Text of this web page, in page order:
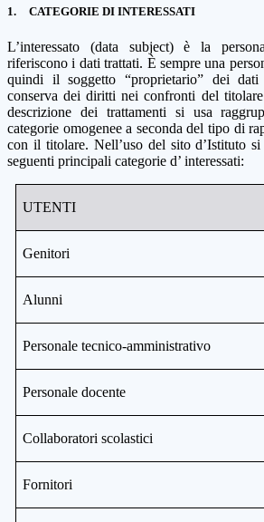
1. CATEGORIE DI INTERESSATI
L’interessato (data subject) è la
riferiscono i dati trattati. È sempre una
quindi il soggetto “proprietario” dei
conserva dei diritti nei confronti del
descrizione dei trattamenti si usa
categorie omogenee a seconda del tipo di
con il titolare. Nell’uso del sito d’Istituto
seguenti principali categorie d’ interessati:
UTENTI
Genitori
Alunni
Personale tecnico-amministrativo
Personale docente
Collaboratori scolastici
Fornitori